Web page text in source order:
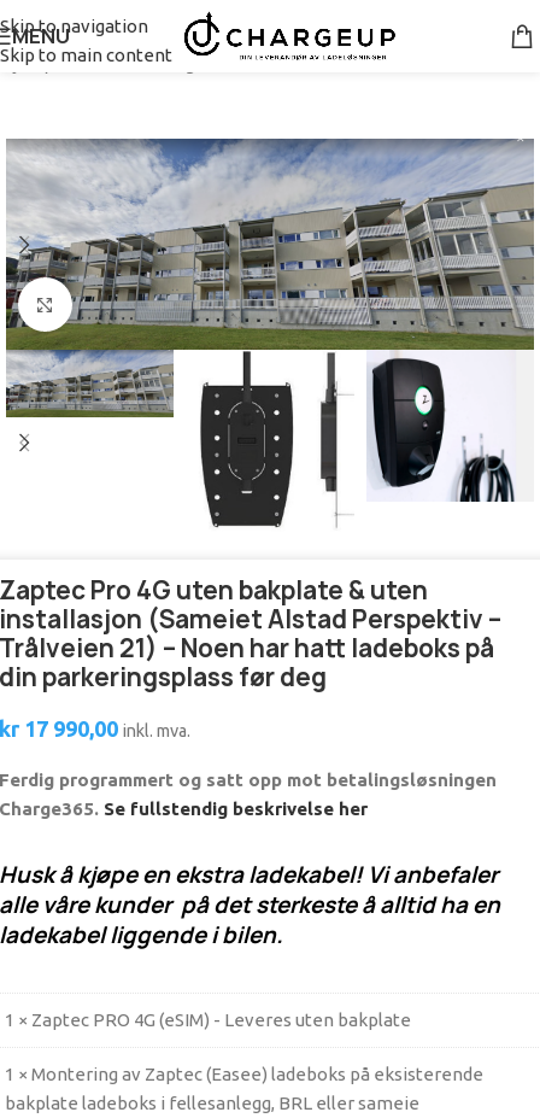
Skip to navigation
Skip to main content
MENU
Hjem/Pakke borettslag
Se større bilde
Zaptec Pro 4G uten bakplate & uten
installasjon (Sameiet Alstad Perspektiv –
Trålveien 21) – Noen har hatt ladeboks på
din parkeringsplass før deg
kr 17 990,00 inkl. mva.
Ferdig programmert og satt opp mot betalingsløsningen
Charge365. Se fullstendig beskrivelse her
Husk å kjøpe en ekstra ladekabel! Vi anbefaler
alle våre kunder på det sterkeste å alltid ha en
ladekabel liggende i bilen.
1 × Zaptec PRO 4G (eSIM) - Leveres uten bakplate
1 × Montering av Zaptec (Easee) ladeboks på eksisterende
bakplate ladeboks i fellesanlegg, BRL eller sameie